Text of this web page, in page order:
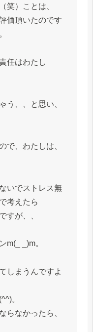
笑）ことは、
価頂いたのです
任はわたし
う、、と思い、
で、わたしは、
いでストレス無
考えたら
すが、、
m(_ _)m。
しまうんですよ
。
らなかったら、